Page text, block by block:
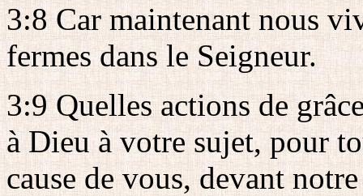
3:8 Car maintenant nous
fermes dans le Seigneur.
3:9 Quelles actions de
à Dieu à votre sujet, pour
cause de vous, devant